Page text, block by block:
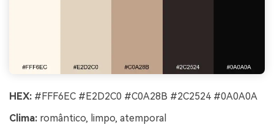
HEX: #FFF6EC #E2D2C0 #C0A28B #2C2524 #0A0A0A
Clima: romântico, limpo, atemporal